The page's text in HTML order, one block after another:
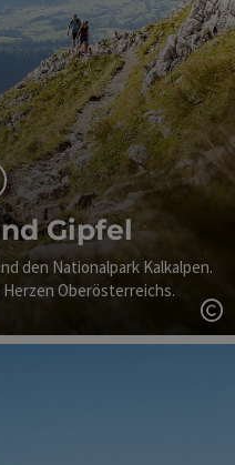
Gipfel
den Nationalpark Kalkalpen.
Oberösterreichs.